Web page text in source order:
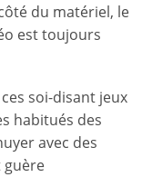
du matériel, le
est toujours
soi-disant jeux
habitués des
avec des
guère